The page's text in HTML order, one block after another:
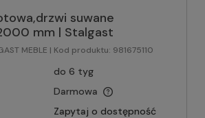
suwane
mm | Stalgast
MEBLE | Kod produktu: 981675110
do 6 tyg
Darmowa
Zapytaj o dostępność